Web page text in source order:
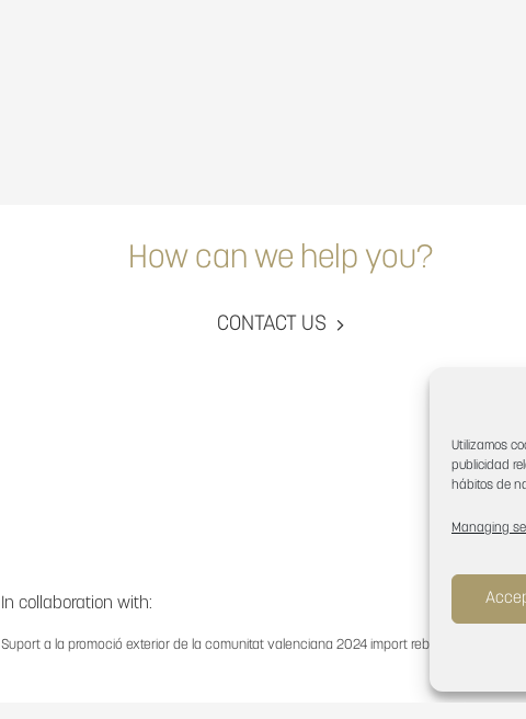
Utilizamos
publicidad
hábitos de
Managing
How can we help you?
CONTACT US
In collaboration with:
Suport a la promoció exterior de la comunitat valenciana 2024 import rebut: